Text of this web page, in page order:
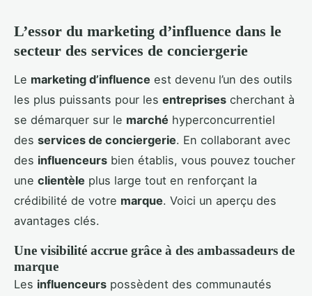
L’essor du marketing d’influence dans le
secteur des services de conciergerie
Le marketing d’influence est devenu l’un des outils
les plus puissants pour les entreprises cherchant à
se démarquer sur le marché hyperconcurrentiel
des services de conciergerie. En collaborant avec
des influenceurs bien établis, vous pouvez toucher
une clientèle plus large tout en renforçant la
crédibilité de votre marque. Voici un aperçu des
avantages clés.
Une visibilité accrue grâce à des ambassadeurs de
marque
Les influenceurs possèdent des communautés